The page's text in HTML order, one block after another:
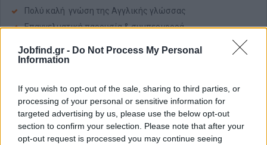
Jobfind.gr - Do Not Process My Personal
Information
If you wish to opt-out of the sale, sharing to third parties, or
processing of your personal or sensitive information for
targeted advertising by us, please use the below opt-out
section to confirm your selection. Please note that after your
opt-out request is processed you may continue seeing
Πολύ καλή γνώση της Αγγλικής γλώσσας
Επαγγελματική παρουσία & συμπεριφορά
Επιθυμητά Προσόντα
Πιστοποίηση Επιθεωρητή ISO 9001
Web Marketing (προώθηση προϊόντων μέσω B2B, Social
Media και διαδικτύου)
Παροχές